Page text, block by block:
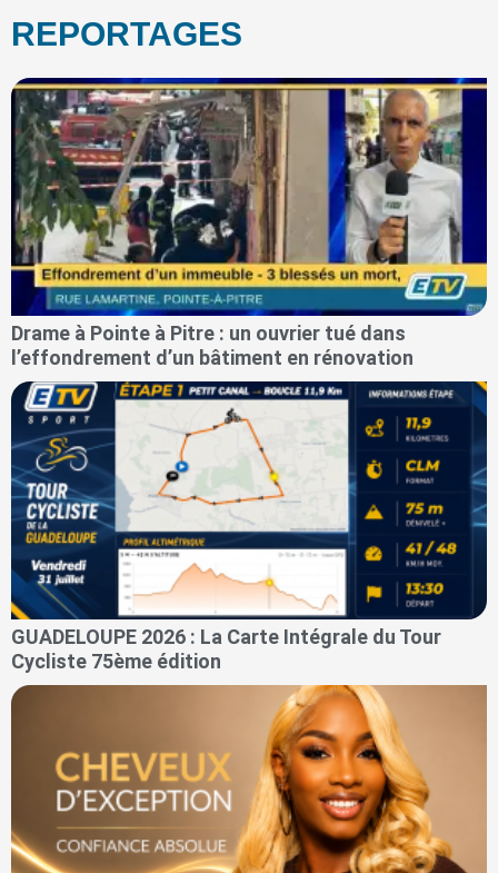
REPORTAGES
Drame à Pointe à Pitre : un ouvrier tué dans
l’effondrement d’un bâtiment en rénovation
GUADELOUPE 2026 : La Carte Intégrale du Tour
Cycliste 75ème édition